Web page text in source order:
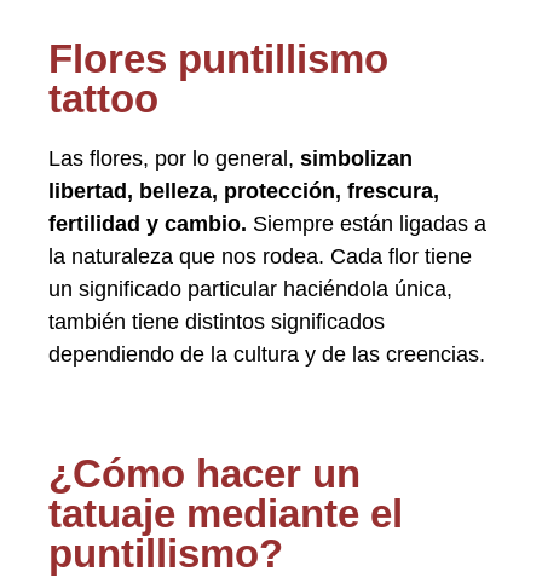
Flores puntillismo
tattoo
Las flores, por lo general, simbolizan
libertad, belleza, protección, frescura,
fertilidad y cambio. Siempre están ligadas a
la naturaleza que nos rodea. Cada flor tiene
un significado particular haciéndola única,
también tiene distintos significados
dependiendo de la cultura y de las creencias.
¿Cómo hacer un
tatuaje mediante el
puntillismo?